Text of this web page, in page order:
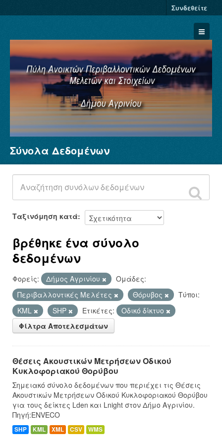
Συνδεθείτε
Σύνολα Δεδομένων
Φορείς
Ομάδες
Σχετικά
Σύνολα Δεδομένων
Ταξινόμηση κατά
βρέθηκε ένα σύνολο
δεδομένων
Φορείς: Δήμος Αγρινίου
Ομάδες:
Περιβαλλοντικές Μελέτες
Θόρυβος
Τύποι:
KML
SHP Ετικέτες:
Οδικό δίκτυο
Φίλτρα Αποτελεσμάτων
Θέσεις Ακουστικών Μετρήσεων Οδικού
Κυκλοφοριακού Θορύβου
Σημειακό σύνολο δεδομένων που περιέχει τις Θέσεις
Ακουστικών Μετρήσεων Οδικού Κυκλοφοριακού Θορύβου
για τους δείκτες Lden και Lnight στον Δήμο Αγρινίου.
Πηγή:ENVECO
SHP KML XML CSV WMS